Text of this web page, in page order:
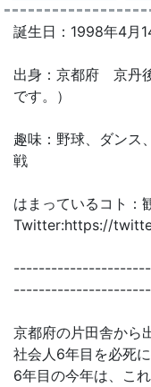
誕生日：1998年4月
出身：京都府 京丹
です。）
趣味：野球、ダンス
戦
はまっているコト：
Twitter:https://
京都府の片田舎から
社会人6年目を必死
6年目の今年は、こ